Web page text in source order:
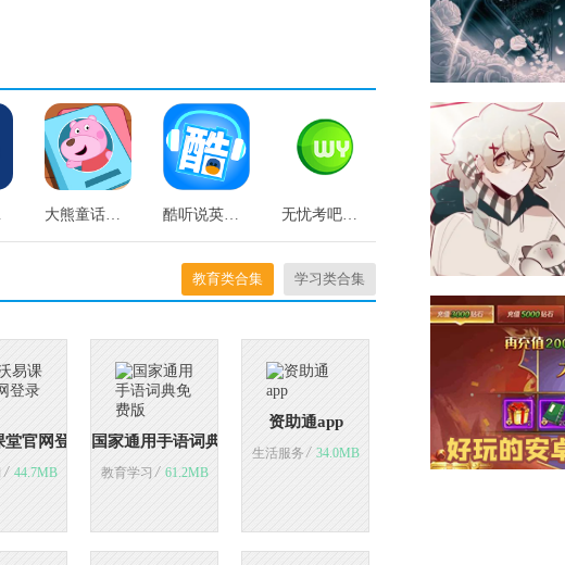
大熊童话故事安卓版 酷听说英语手机免费版 无忧考吧手机免费版
教育类合集 学习类合集
堂官网登录版
/ 44.7MB
国家通用手语词典免费版
教育学习 / 61.2MB
资助通app
生活服务/ 34.0MB